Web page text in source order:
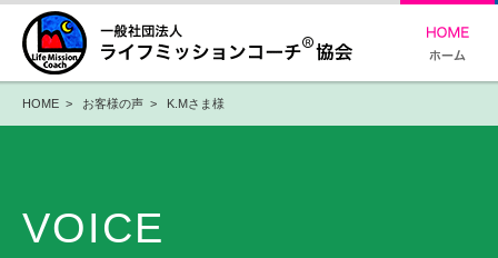
HOME > お客様の声 > K.Mさま様
VOICE